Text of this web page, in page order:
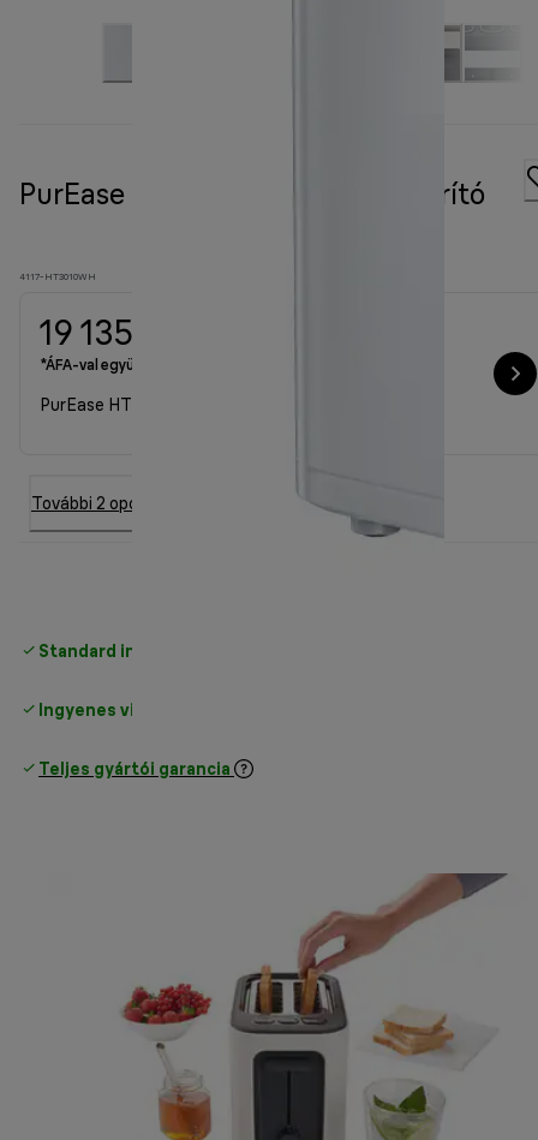
PurEase HT 3010 fehér kenyérpirító
4117-HT3010WH
19 135 Ft
*ÁFA-val együtt
PurEase HT 3010 fehér kenyérpirító
További 2 opció
Standard ingyenes kiszállítás
Ingyenes visszaküldés
Teljes gyártói garancia